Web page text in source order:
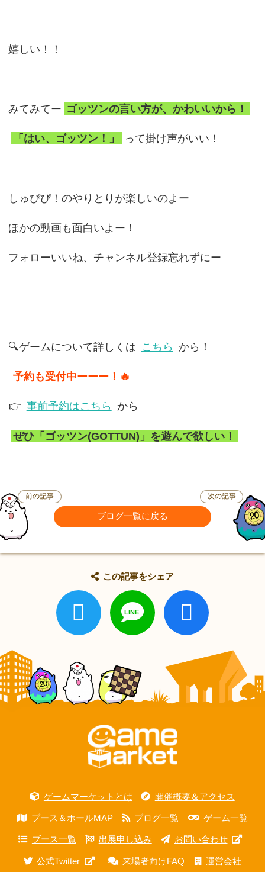
嬉しい！！
みてみてー ゴッツンの言い方が、かわいいから！
「はい、ゴッツン！」 って掛け声がいい！
しゅぴぴ！のやりとりが楽しいのよー
ほかの動画も面白いよー！
フォローいいね、チャンネル登録忘れずにー
🔍ゲームについて詳しくは こちら から！
予約も受付中ーーー！🔥
👉 事前予約はこちら から
ぜひ「ゴッツン(GOTTUN)」を遊んで欲しい！
前の記事
ブログ一覧に戻る
次の記事
この記事をシェア
ゲームマーケットとは 開催概要＆アクセス
ブース＆ホールMAP ブログ一覧 ゲーム一覧
ブース一覧 出展申し込み お問い合わせ
公式Twitter 来場者向けFAQ 運営会社